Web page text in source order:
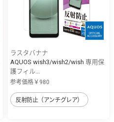
ラスタバナナ
AQUOS wish3/wish2/wish 専用保
護フィル...
参考価格￥980
反射防止（アンチグレア）